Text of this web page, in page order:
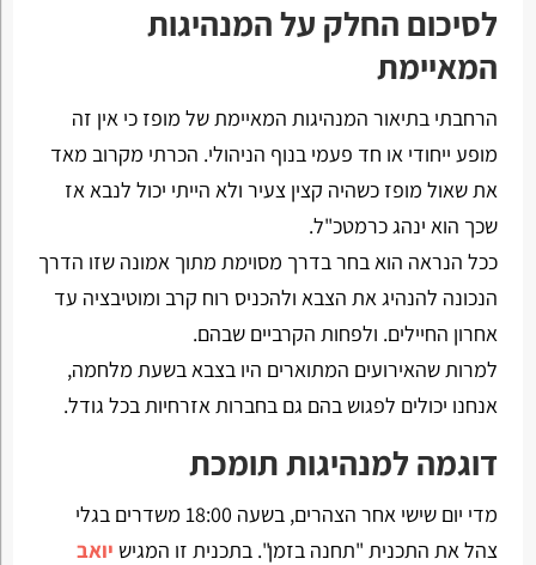
לסיכום החלק על המנהיגות
המאיימת
הרחבתי בתיאור המנהיגות המאיימת של מופז כי אין זה
מופע ייחודי או חד פעמי בנוף הניהולי. הכרתי מקרוב מאד
את שאול מופז כשהיה קצין צעיר ולא הייתי יכול לנבא אז
שכך הוא ינהג כרמטכ"ל.
ככל הנראה הוא בחר בדרך מסוימת מתוך אמונה שזו הדרך
הנכונה להנהיג את הצבא ולהכניס רוח קרב ומוטיבציה עד
אחרון החיילים. ולפחות הקרביים שבהם.
למרות שהאירועים המתוארים היו בצבא בשעת מלחמה,
אנחנו יכולים לפגוש בהם גם בחברות אזרחיות בכל גודל.
דוגמה למנהיגות תומכת
מדי יום שישי אחר הצהרים, בשעה 18:00 משדרים בגלי
צהל את התכנית "תחנה בזמן". בתכנית זו המגיש יואב